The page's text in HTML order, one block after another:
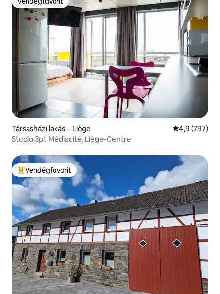
Vendégfavorit
Társasházi lakás – Liège Átlagos
4,9 (797)
Studio 3pl. Médiacité, Liège-Centre
Kiemelt vendégfavorit
Vendégfavorit